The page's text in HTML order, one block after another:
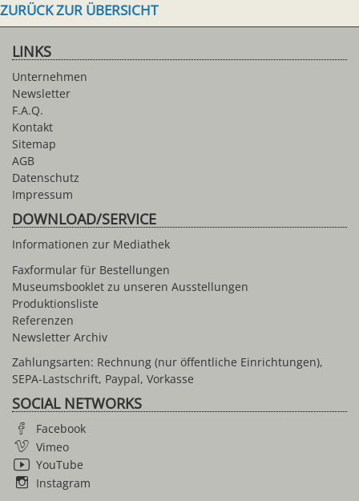
ZURÜCK ZUR ÜBERSICHT
LINKS
Unternehmen
Newsletter
F.A.Q.
Kontakt
Sitemap
AGB
Datenschutz
Impressum
DOWNLOAD/SERVICE
Informationen zur Mediathek
Faxformular für Bestellungen
Museumsbooklet zu unseren Ausstellungen
Produktionsliste
Referenzen
Newsletter Archiv
Zahlungsarten: Rechnung (nur öffentliche Einrichtungen),
SEPA-Lastschrift, Paypal, Vorkasse
SOCIAL NETWORKS
Facebook
Vimeo
YouTube
Instagram